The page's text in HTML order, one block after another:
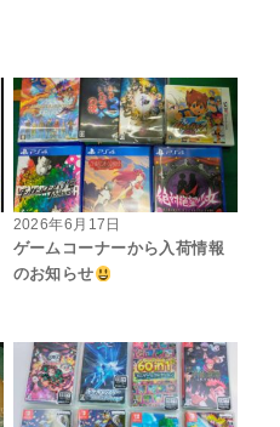
2026年6月17日
ゲームコーナーから入荷情報
のお知らせ